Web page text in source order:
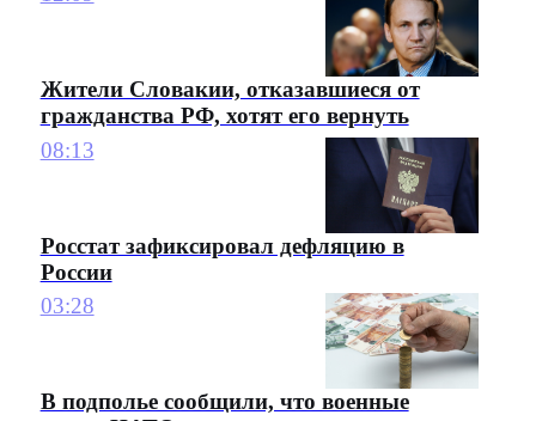
Жители Словакии, отказавшиеся от
гражданства РФ, хотят его вернуть
08:13
Росстат зафиксировал дефляцию в
России
03:28
В подполье сообщили, что военные